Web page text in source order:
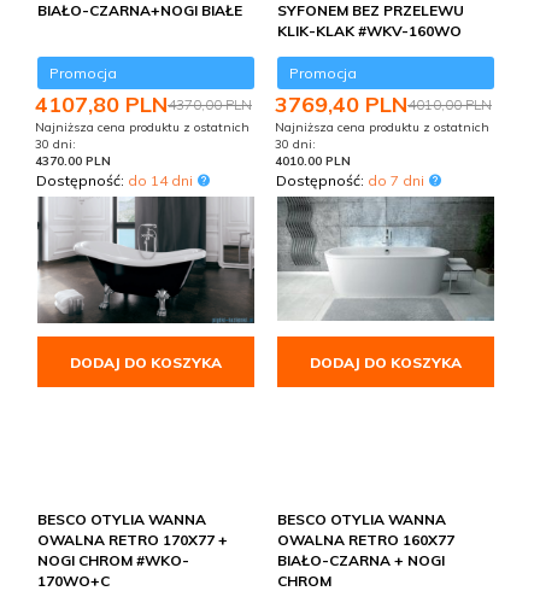
BIAŁO-CZARNA+NOGI BIAŁE
Promocja
4107,80 PLN4370,00 PLN
Najniższa cena produktu z ostatnich
30 dni:
4370.00 PLN
Dostępność: do 14 dni
DODAJ DO KOSZYKA
SYFONEM BEZ PRZELEWU
KLIK-KLAK #WKV-160WO
Promocja
3769,40 PLN4010,00 PLN
Najniższa cena produktu z ostatnich
30 dni:
4010.00 PLN
Dostępność: do 7 dni
DODAJ DO KOSZYKA
BESCO OTYLIA WANNA
OWALNA RETRO 170X77 +
NOGI CHROM #WKO-
170WO+C
BESCO OTYLIA WANNA
OWALNA RETRO 160X77
BIAŁO-CZARNA + NOGI
CHROM